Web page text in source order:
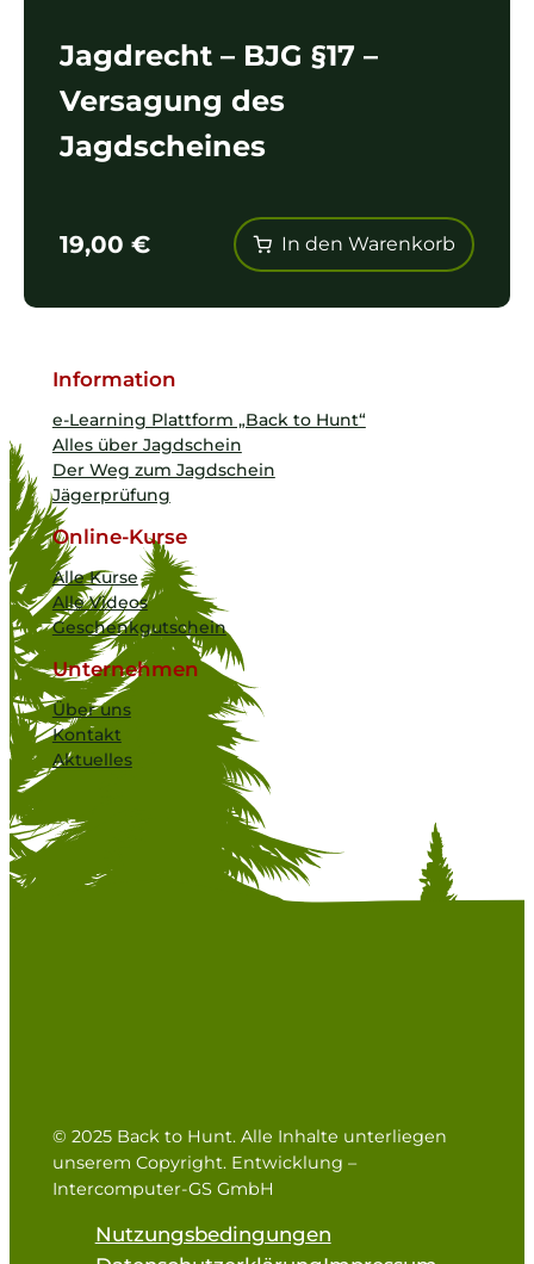
Jagdrecht – BJG §17 –
Versagung des
Jagdscheines
19,00 € In den Warenkorb
Information
e-Learning Plattform „Back to Hunt“
Alles über Jagdschein
Der Weg zum Jagdschein
Jägerprüfung
Online-Kurse
Alle Kurse
Alle Videos
Geschenkgutschein
Unternehmen
Über uns
Kontakt
Aktuelles
© 2025 Back to Hunt. Alle Inhalte unterliegen
unserem Copyright. Entwicklung –
Intercomputer-GS GmbH
Nutzungsbedingungen